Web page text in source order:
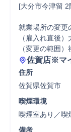
[大分市今津留
就業場所の変更
（雇入れ直後
（変更の範囲
佐賀店※マ
住所
佐賀県佐賀市
喫煙環境
喫煙室あり／喫
備考